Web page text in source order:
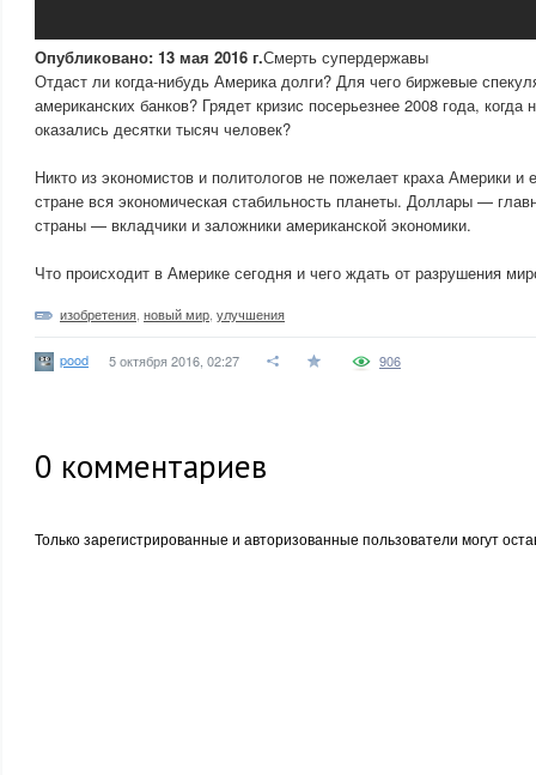
Опубликовано: 13 мая 2016 г.Смерть супердержавы
Отдаст ли когда-нибудь Америка долги? Для чего биржевые
американских банков? Грядет кризис посерьезнее 2008 года, когда
оказались десятки тысяч человек?
Никто из экономистов и политологов не пожелает краха Америки и
стране вся экономическая стабильность планеты. Доллары —
страны — вкладчики и заложники американской экономики.
Что происходит в Америке сегодня и чего ждать от разрушения
изобретения новый мир улучшения
pood 5 октября 2016, 02:27 906
0 комментариев
Только зарегистрированные и авторизованные пользователи могут